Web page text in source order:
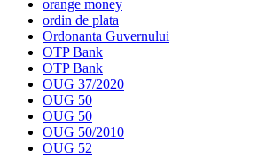
orange money
ordin de plata
Ordonanta Guvernului
OTP Bank
OTP Bank
OUG 37/2020
OUG 50
OUG 50
OUG 50/2010
OUG 52